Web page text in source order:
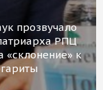
прозвучало
РПЦ
«склонение» к